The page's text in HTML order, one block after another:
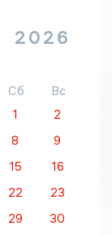
2026
Сб
Вс
1
2
8
9
15
16
22
23
29
30